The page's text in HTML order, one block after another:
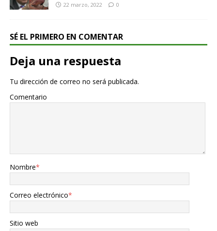
22 marzo, 2022 0
SÉ EL PRIMERO EN COMENTAR
Deja una respuesta
Tu dirección de correo no será publicada.
Comentario
Nombre*
Correo electrónico*
Sitio web